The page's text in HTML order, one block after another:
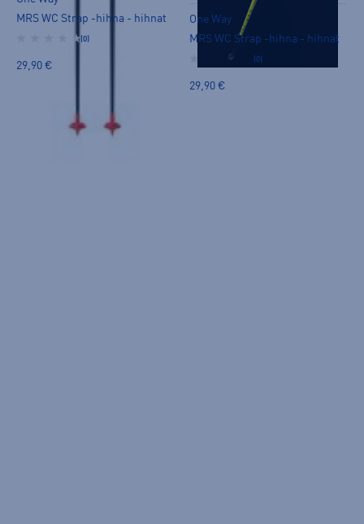
MRS WC Strap -hihna - hihnat
(0)
29,90 €
One Way
MRS WC Strap -hihna - hihnat
(0)
29,90 €